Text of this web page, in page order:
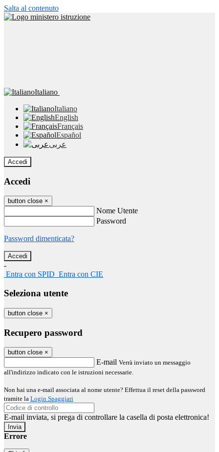
Salta al contenuto
Italiano
Italiano
English
Français
Español
عربى
Accedi
Accedi
button close ×
Nome Utente
Password
Password dimenticata?
-
Entra con SPID Entra con CIE
Seleziona utente
button close ×
Recupero password
button close ×
E-mail Verrà inviato un messaggio
all'indirizzo indicato con le istruzioni necessarie.
Non hai una e-mail associata al nome utente? Effettua il reset della password
tramite la Login Spaggiari
E-mail inviata, si prega di controllare la casella di posta elettronica!
Errore